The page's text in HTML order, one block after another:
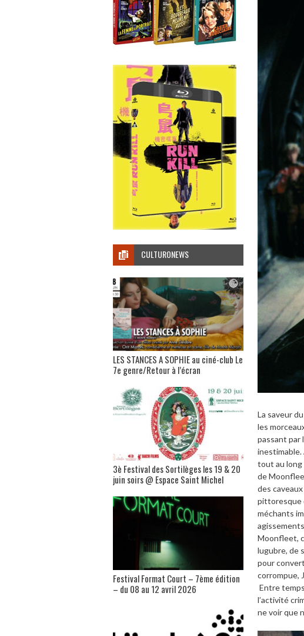
La saveur
les
passant par
inestimable.
tout au long
de
des
pittoresque
méchants
Moonfleet,
lugubre, de
pour
corrompue,
Entre
l’activité
ne voir que
CULTURONEWS
LES STANCES A SOPHIE au ciné-club Le
7e genre/Retour à l’écran
3è Festival des Sortilèges les 19 & 20
juin soirs @ Espace Saint Michel
Festival Format Court – 7ème édition
– du 08 au 12 avril 2026